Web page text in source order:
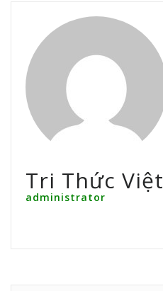
Tri Thức Việt
administrator